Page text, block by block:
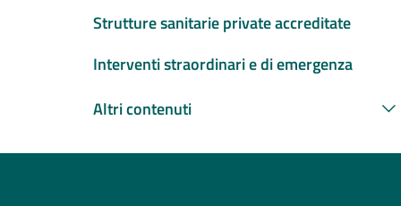
Strutture sanitarie private accreditate
Interventi straordinari e di emergenza
Altri contenuti